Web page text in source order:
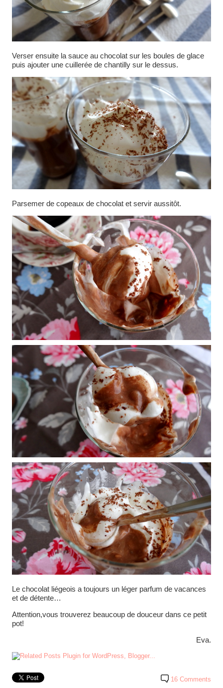
Verser ensuite la sauce au chocolat sur les boules de glace
puis ajouter une cuillerée de chantilly sur le dessus.
Parsemer de copeaux de chocolat et servir aussitôt.
Le chocolat liégeois a toujours un léger parfum de vacances
et de détente…
Attention,vous trouverez beaucoup de douceur dans ce petit
pot!
Eva.
16 Comments